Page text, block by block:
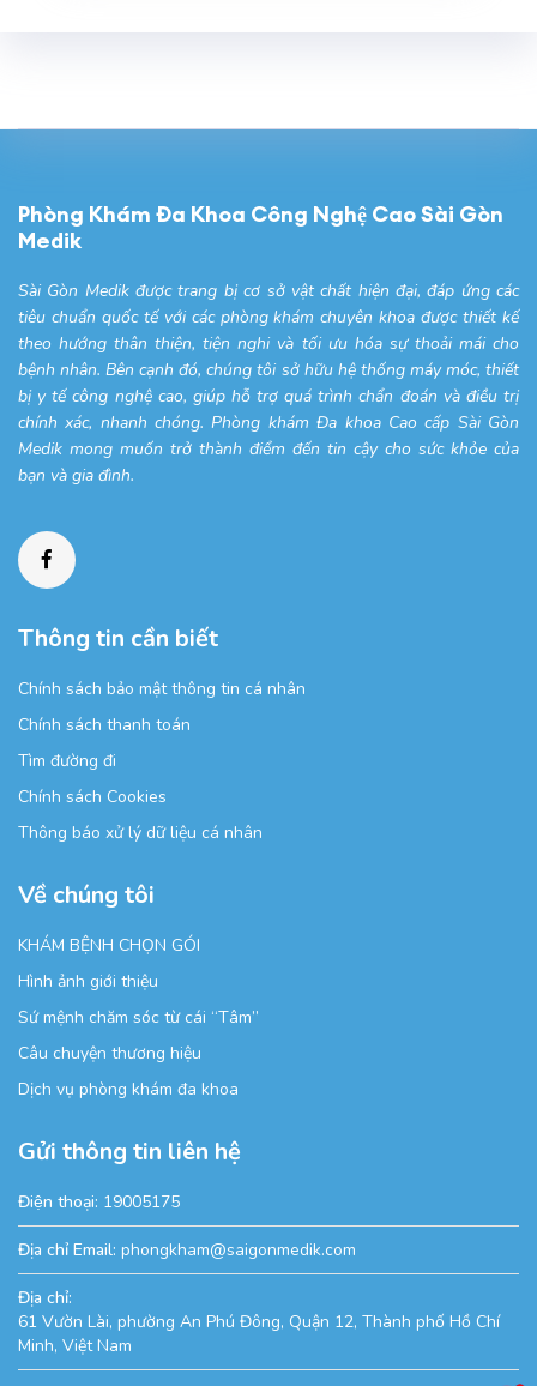
Phòng Khám Đa Khoa Công Nghệ Cao Sài Gòn
Medik
Sài Gòn Medik được trang bị cơ sở vật chất hiện đại, đáp ứng các
tiêu chuẩn quốc tế với các phòng khám chuyên khoa được thiết kế
theo hướng thân thiện, tiện nghi và tối ưu hóa sự thoải mái cho
bệnh nhân. Bên cạnh đó, chúng tôi sở hữu hệ thống máy móc, thiết
bị y tế công nghệ cao, giúp hỗ trợ quá trình chẩn đoán và điều trị
chính xác, nhanh chóng. Phòng khám Đa khoa Cao cấp Sài Gòn
Medik mong muốn trở thành điểm đến tin cậy cho sức khỏe của
bạn và gia đình.
Thông tin cần biết
Chính sách bảo mật thông tin cá nhân
Chính sách thanh toán
Tìm đường đi
Chính sách Cookies
Thông báo xử lý dữ liệu cá nhân
Về chúng tôi
KHÁM BỆNH CHỌN GÓI
Hình ảnh giới thiệu
Sứ mệnh chăm sóc từ cái “Tâm”
Câu chuyện thương hiệu
Dịch vụ phòng khám đa khoa
Gửi thông tin liên hệ
Điện thoại: 19005175
Địa chỉ Email: phongkham@saigonmedik.com
Địa chỉ:
61 Vườn Lài, phường An Phú Đông, Quận 12, Thành phố Hồ Chí
Minh, Việt Nam